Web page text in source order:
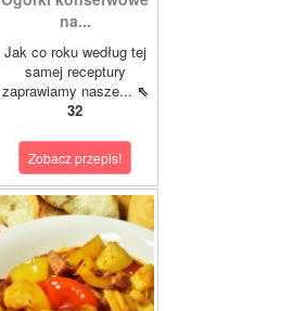
na...
Jak co roku według tej
samej receptury
zaprawiamy nasze... ⇖
32
Zobacz przepis!